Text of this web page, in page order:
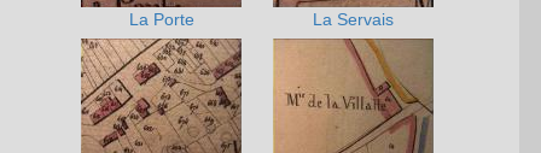
La Porte La Servais